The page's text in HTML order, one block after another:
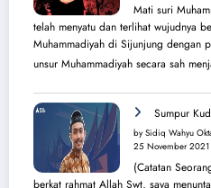
Mati suri
telah menyatu dan terlihat wujudnya
Muhammadiyah di Sijunjung dengan
unsur Muhammadiyah secara sah
Sumpur
by Sidiq Wahyu
25 November 2021
(Catatan
berkat rahmat Allah Swt, saya